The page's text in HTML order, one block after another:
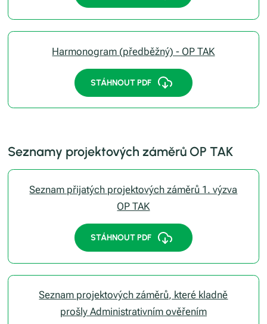
Harmonogram (předběžný) - OP TAK
STÁHNOUT PDF
Seznamy projektových záměrů OP TAK
Seznam přijatých projektových záměrů 1. výzva
OP TAK
STÁHNOUT PDF
Seznam projektových záměrů, které kladně
prošly Administrativním ověřením